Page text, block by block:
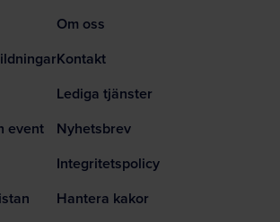
event
Om oss
Kontakt
Lediga tjänster
Nyhetsbrev
Integritetspolicy
Hantera kakor